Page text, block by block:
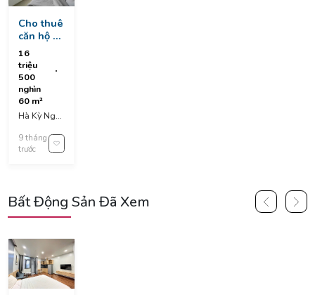
Cho thuê
căn hộ 1
phòng
ngủ cực
thoáng
cực
thoáng(như
hình
đăng).
16
triệu
500
nghìn
60 m²
Hà Kỳ Ngộ,
Sơn Trà, Da
Nang,
9 tháng
trước
Bất Động Sản Đã Xem